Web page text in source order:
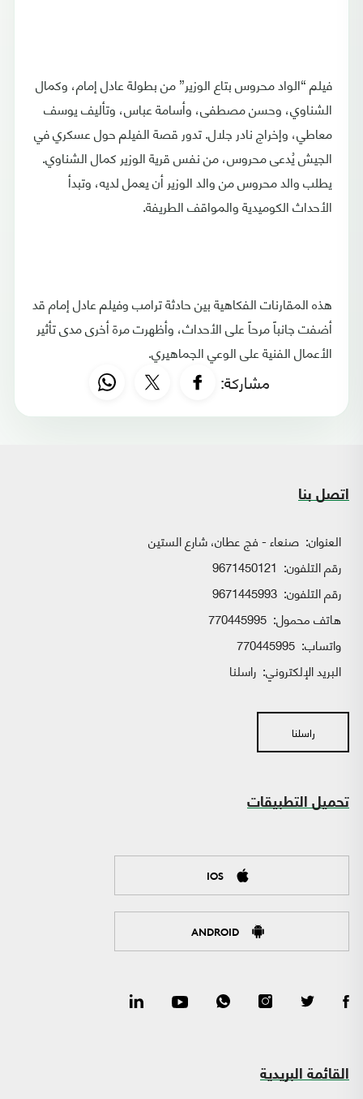
فيلم “الواد محروس بتاع الوزير” من بطولة عادل إمام، وكمال
الشناوي، وحسن مصطفى، وأسامة عباس، وتأليف يوسف
معاطي، وإخراج نادر جلال. تدور قصة الفيلم حول عسكري في
الجيش يُدعى محروس، من نفس قرية الوزير كمال الشناوي.
يطلب والد محروس من والد الوزير أن يعمل لديه، وتبدأ
الأحداث الكوميدية والمواقف الطريفة.
هذه المقارنات الفكاهية بين حادثة ترامب وفيلم عادل إمام قد
أضفت جانباً مرحاً على الأحداث، وأظهرت مرة أخرى مدى تأثير
الأعمال الفنية على الوعي الجماهيري.
مشاركة:
اتصل بنا
العنوان: صنعاء - فج عطان، شارع الستين
رقم التلفون: 9671450121
رقم التلفون: 9671445993
هاتف محمول: 770445995
واتساب:
البريد الإلكتروني: راسلنا
راسلنا
تحميل التطبيقات
IOS
ANDROID
القائمة البريدية